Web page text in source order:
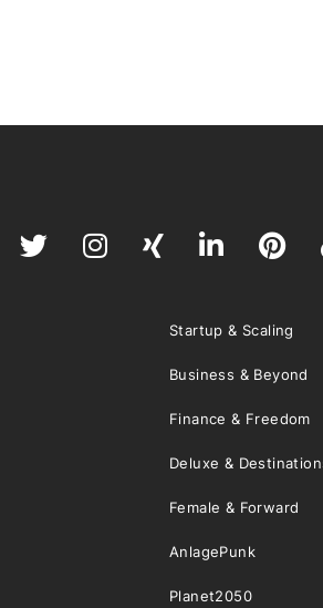
Startup & Scaling
Business & Beyond
Finance & Freedom
Deluxe &
Female & Forward
AnlagePunk
Planet2050